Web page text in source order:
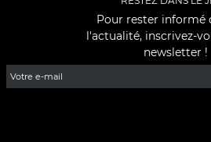
Pour rester informé
l'actualité, inscrivez-
newsletter !